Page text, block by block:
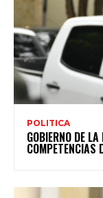
POLITICA
GOBIERNO DE
COMPETENCIAS